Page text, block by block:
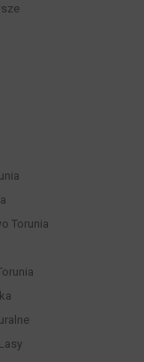
Torunia